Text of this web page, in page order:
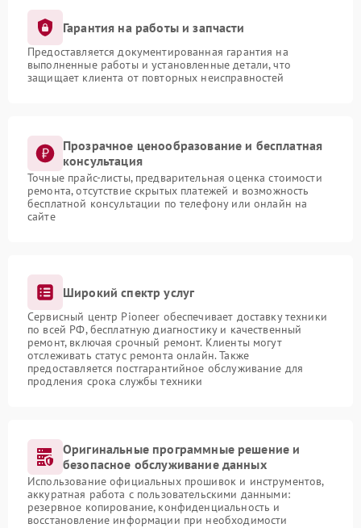
Гарантия на работы и запчасти
Предоставляется документированная гарантия на
выполненные работы и установленные детали, что
защищает клиента от повторных неисправностей
Прозрачное ценообразование и бесплатная
консультация
Точные прайс-листы, предварительная оценка стоимости
ремонта, отсутствие скрытых платежей и возможность
бесплатной консультации по телефону или онлайн на
сайте
Широкий спектр услуг
Сервисный центр Pioneer обеспечивает доставку техники
по всей РФ, бесплатную диагностику и качественный
ремонт, включая срочный ремонт. Клиенты могут
отслеживать статус ремонта онлайн. Также
предоставляется постгарантийное обслуживание для
продления срока службы техники
Оригинальные программные решение и
безопасное обслуживание данных
Использование официальных прошивок и инструментов,
аккуратная работа с пользовательскими данными:
резервное копирование, конфиденциальность и
восстановление информации при необходимости